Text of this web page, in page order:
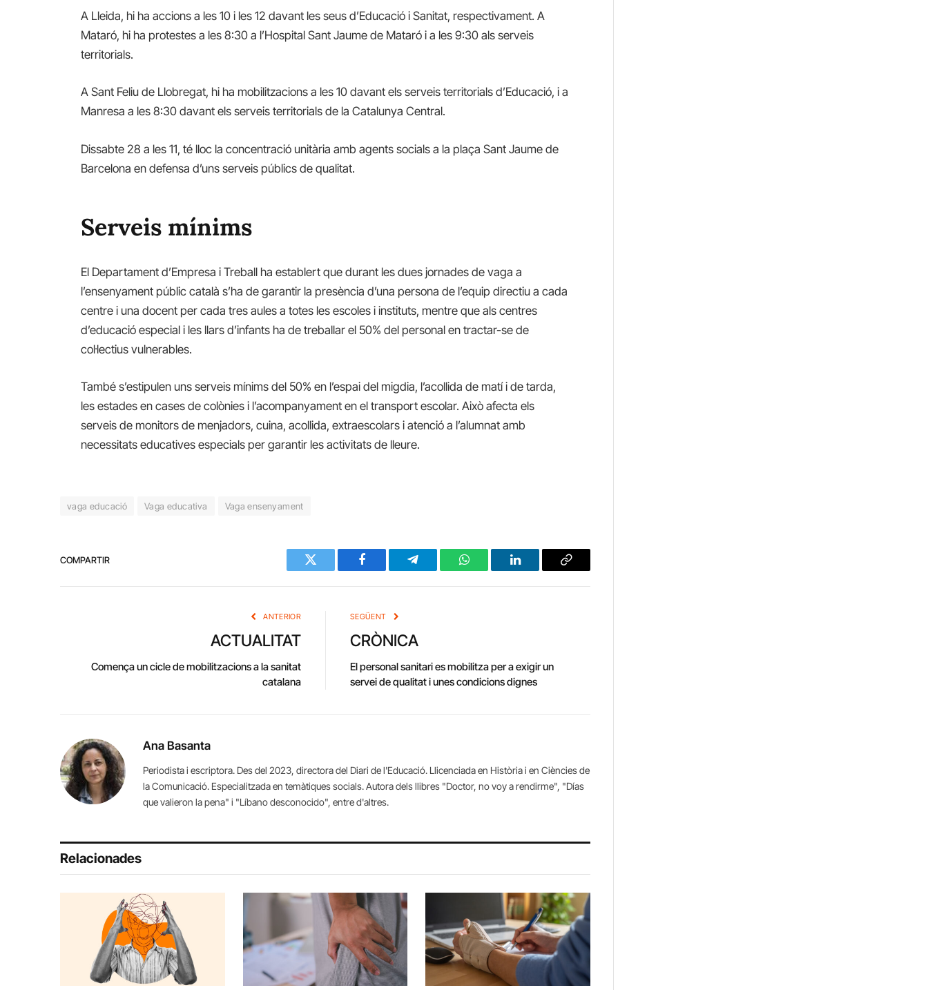
A Lleida, hi ha accions a les 10 i les 12 davant les seus d’Educació i Sanitat, respectivament. A
Mataró, hi ha protestes a les 8:30 a l’Hospital Sant Jaume de Mataró i a les 9:30 als serveis
territorials.
A Sant Feliu de Llobregat, hi ha mobilitzacions a les 10 davant els serveis territorials d’Educació, i a
Manresa a les 8:30 davant els serveis territorials de la Catalunya Central.
Dissabte 28 a les 11, té lloc la concentració unitària amb agents socials a la plaça Sant Jaume de
Barcelona en defensa d’uns serveis públics de qualitat.
Serveis mínims
El Departament d’Empresa i Treball ha establert que durant les dues jornades de vaga a
l’ensenyament públic català s’ha de garantir la presència d’una persona de l’equip directiu a cada
centre i una docent per cada tres aules a totes les escoles i instituts, mentre que als centres
d’educació especial i les llars d’infants ha de treballar el 50% del personal en tractar-se de
col·lectius vulnerables.
També s’estipulen uns serveis mínims del 50% en l’espai del migdia, l’acollida de matí i de tarda,
les estades en cases de colònies i l’acompanyament en el transport escolar. Això afecta els
serveis de monitors de menjadors, cuina, acollida, extraescolars i atenció a l’alumnat amb
necessitats educatives especials per garantir les activitats de lleure.
vaga educació Vaga educativa Vaga ensenyament
COMPARTIR
Twitter Facebook Telegram WhatsAppLinkedIn Copy
ANTERIOR
ACTUALITAT
Comença un cicle de mobilitzacions a la sanitat
catalana
SEGÜENT
CRÒNICA
El personal sanitari es mobilitza per a exigir un
servei de qualitat i unes condicions dignes
Ana Basanta
Periodista i escriptora. Des del 2023, directora del Diari de l'Educació. Llicenciada en Història i en Ciències de
la Comunicació. Especialitzada en temàtiques socials. Autora dels llibres "Doctor, no voy a rendirme", "Días
que valieron la pena" i "Líbano desconocido", entre d'altres.
Relacionades